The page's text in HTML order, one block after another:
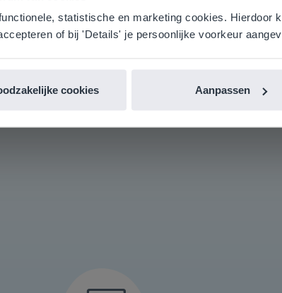
statistische en marketing cookies. Hierdoor
of bij 'Details' je persoonlijke voorkeur
cookies Aanpassen
Ontdek Basis
Gynzy is gratis voor studenten
English
Vlaanderen